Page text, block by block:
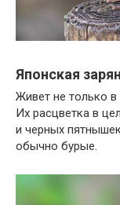
Японская
Живет не только
Их расцветка в
и черных
обычно бурые.